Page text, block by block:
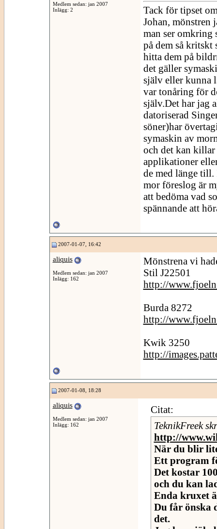
Medlem sedan: jan 2007
Inlägg: 2
Tack för tipset
Johan, mönstren
man ser omkring
på dem så kritskt
hitta dem på
det gäller
själv eller kunna
var tonåring för
själv.Det har jag
datoriserad
söner)har
symaskin av
och det kan killar
applikationer
de med länge
mor föreslog är
att bedöma vad
spännande att
2007-01-07, 16:42
aliquis
Medlem sedan: jan 2007
Inlägg: 162
Mönstrena vi
Stil J22501
http://
Burda 8272
http://
Kwik 3250
http://
2007-01-08, 18:28
aliquis
Medlem sedan: jan 2007
Inlägg: 162
Citat:
TeknikFreek
http://
När du blir
Ett program
Det kostar
och du kan
Enda kruxet
Du får önska
det.